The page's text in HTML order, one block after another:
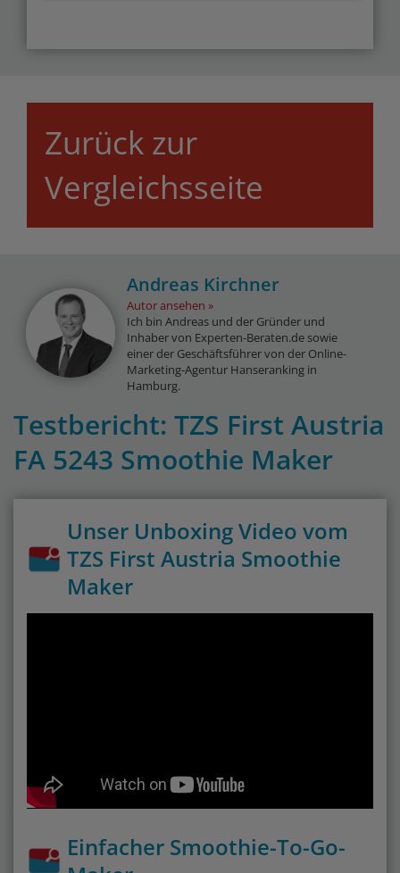
Zurück zur
Vergleichsseite
Andreas Kirchner
Autor ansehen
Ich bin Andreas und der Gründer und
Inhaber von Experten-Beraten.de sowie
einer der Geschäftsführer von der Online-
Marketing-Agentur Hanseranking in
Hamburg.
Testbericht: TZS First Austria
FA 5243 Smoothie Maker
Unser Unboxing Video vom
TZS First Austria Smoothie
Maker
Einfacher Smoothie-To-Go-